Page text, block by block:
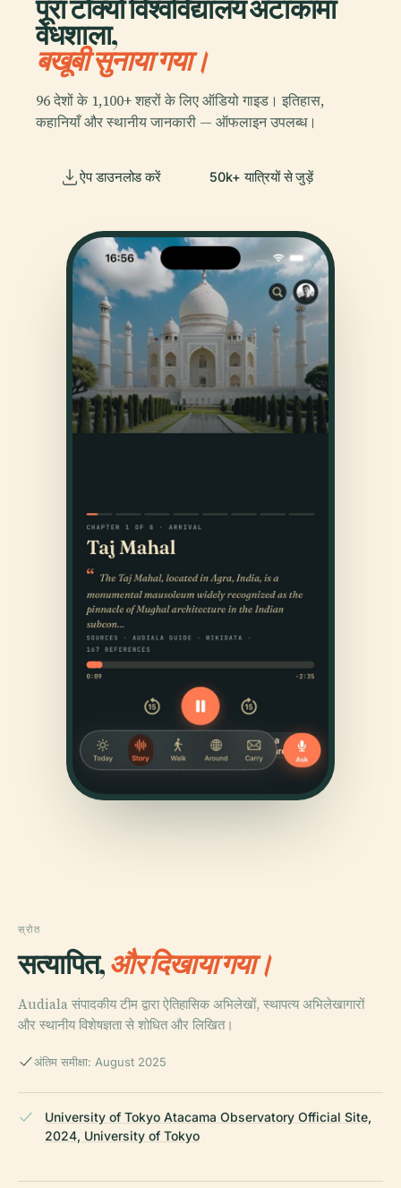
पूरा टोक्यो विश्वविद्यालय अटाकामा
वेधशाला,
बखूबी सुनाया गया।
96 देशों के 1,100+ शहरों के लिए ऑडियो गाइड। इतिहास,
कहानियाँ और स्थानीय जानकारी — ऑफलाइन उपलब्ध।
ऐप डाउनलोड करें 50k+ यात्रियों से जुड़ें
स्रोत
सत्यापित,और दिखाया गया।
Audiala संपादकीय टीम द्वारा ऐतिहासिक अभिलेखों, स्थापत्य अभिलेखागारों
और स्थानीय विशेषज्ञता से शोधित और लिखित।
अंतिम समीक्षा: August 2025
University of Tokyo Atacama Observatory Official Site,
2024, University of Tokyo